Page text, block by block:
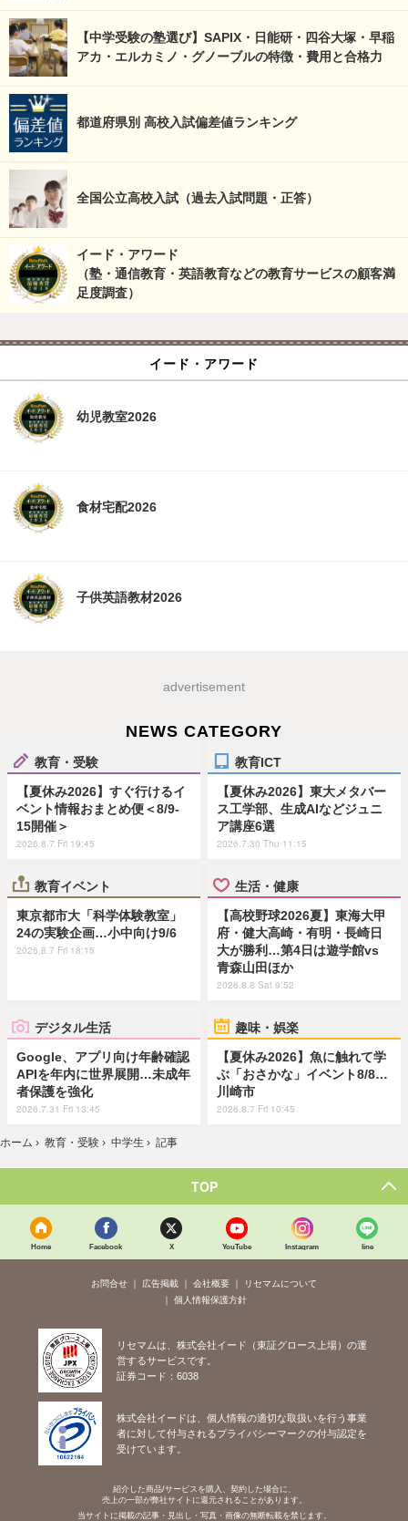
【中学受験の塾選び】SAPIX・日能研・四谷大塚・早稲
アカ・エルカミノ・グノーブルの特徴・費用と合格力
都道府県別 高校入試偏差値ランキング
全国公立高校入試（過去入試問題・正答）
イード・アワード
（塾・通信教育・英語教育などの教育サービスの顧客満
足度調査）
イード・アワード
幼児教室2026
食材宅配2026
子供英語教材2026
advertisement
NEWS CATEGORY
教育・受験
【夏休み2026】すぐ行けるイ
ベント情報おまとめ便＜8/9-
15開催＞
2026.8.7 Fri 19:45
教育ICT
【夏休み2026】東大メタバー
ス工学部、生成AIなどジュニ
ア講座6選
2026.7.30 Thu 11:15
教育イベント
東京都市大「科学体験教室」
24の実験企画…小中向け9/6
2026.8.7 Fri 18:15
生活・健康
【高校野球2026夏】東海大甲
府・健大高崎・有明・長崎日
大が勝利…第4日は遊学館vs
青森山田ほか
2026.8.8 Sat 9:52
デジタル生活
Google、アプリ向け年齢確認
APIを年内に世界展開…未成年
者保護を強化
2026.7.31 Fri 13:45
趣味・娯楽
【夏休み2026】魚に触れて学
ぶ「おさかな」イベント8/8…
川崎市
2026.8.7 Fri 10:45
ホーム › 教育・受験 › 中学生 › 記事
TOP
Home Facebook X YouTube Instagram line
お問合せ 広告掲載 会社概要
リセマムについて
個人情報保護方針
リセマムは、株式会社イード（東証グロース上場）の運
営するサービスです。
証券コード：6038
株式会社イードは、個人情報の適切な取扱いを行う事業
者に対して付与されるプライバシーマークの付与認定を
受けています。
紹介した商品/サービスを購入、契約した場合に、
売上の一部が弊社サイトに還元されることがあります。
当サイトに掲載の記事・見出し・写真・画像の無断転載を禁じます。